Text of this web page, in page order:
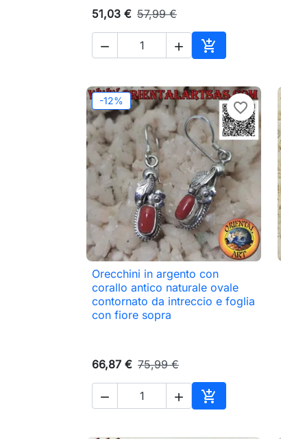
51,03 € 57,99 €
  
Aggiungi al
-12% favorite_border
 Anteprima
Orecchini in argento con
corallo antico naturale ovale
contornato da intreccio e foglia
con fiore sopra
66,87 € 75,99 €
  
Aggiungi al